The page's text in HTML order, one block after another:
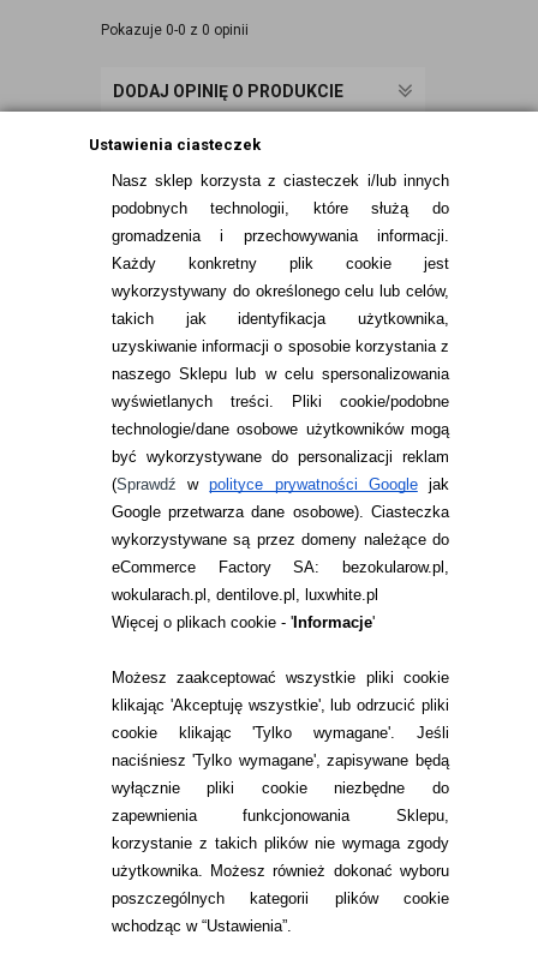
Ustawienia ciasteczek
Nasz sklep korzysta z ciasteczek i/lub innych
podobnych technologii, które służą do
gromadzenia i przechowywania informacji.
Każdy konkretny plik cookie jest
wykorzystywany do określonego celu lub celów,
takich jak identyfikacja użytkownika,
uzyskiwanie informacji o sposobie korzystania z
naszego Sklepu lub w celu spersonalizowania
wyświetlanych treści.
Pliki cookie/podobne
technologie/dane osobowe użytkowników mogą
być wykorzystywane do personalizacji reklam
(Sprawdźwpolityce prywatności Googlejak
Google przetwarza dane osobowe). Ciasteczka
wykorzystywane są przez domeny należące do
eCommerce Factory SA: bezokularow.pl,
wokularach.pl, dentilove.pl, luxwhite.pl
Więcej o plikach cookie - 'Informacje'
Możesz zaakceptować wszystkie pliki cookie
klikając 'Akceptuję wszystkie', lub odrzucić pliki
cookie klikając 'Tylko wymagane'. Jeśli
naciśniesz 'Tylko wymagane', zapisywane będą
wyłącznie pliki cookie niezbędne do
zapewnienia funkcjonowania Sklepu,
korzystanie z takich plików nie wymaga zgody
użytkownika. Możesz również dokonać wyboru
poszczególnych kategorii plików cookie
wchodząc w “Ustawienia”.
Pokazuje 0-0 z 0 opinii
DODAJ OPINIĘ O PRODUKCIE
INFORMACJE KONTAKTOWE
JAK ZAMAWIAĆ?
ZWROTY I REKLAMACJA
WARUNKI ZAKUPÓW
RANKINGI SOCZEWEK
SOCZEWKI KOLOROWE
Zwrot (odstąpienie od umowy)
ZMIEŃ USTAWIENIA ZGODY NA CIASTECZKA
KONTAKT
telefon:
22 113 44 42
telefon:
732 08 08 72